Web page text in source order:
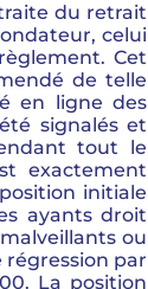
du retrait
celui
Cet
de telle
en ligne des
signalés et
tout le
exactement
initiale
ayants droit
ou
par
La position